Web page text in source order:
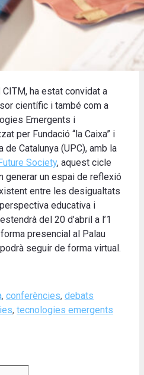
ha estat convidat a
científic i també com a
Emergents i
per Fundació “la Caixa” i
Catalunya (UPC), amb la
Society, aquest cicle
generar un espai de reflexió
entre les desigualtats
educativa i
del 20 d’abril a l’1
presencial al Palau
seguir de forma virtual.
, conferències, debats
, tecnologies emergents